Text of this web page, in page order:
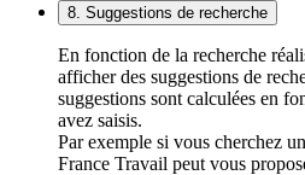
8. Suggestions de recherche
En fonction de la recherche
afficher des suggestions de
suggestions sont calculées en
avez saisis.
Par exemple si vous cherchez
France Travail peut vous